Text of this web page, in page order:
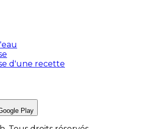
d'une recette
Play